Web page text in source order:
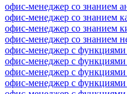
офис-менеджер со знанием
офис-менеджер со знанием
офис-менеджер со знанием
офис-менеджер со знанием
офис-менеджер с функциями
офис-менеджер с
офис-менеджер с функциями
офис-менеджер с